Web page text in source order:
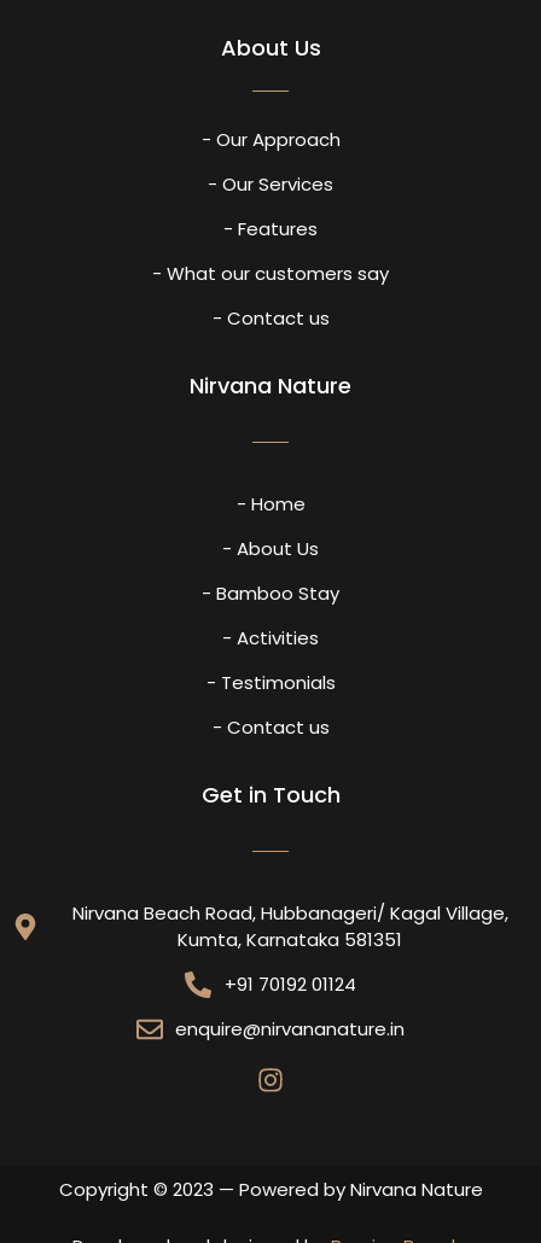
About Us
- Our Approach
- Our Services
- Features
- What our customers say
- Contact us
Nirvana Nature
- Home
- About Us
- Bamboo Stay
- Activities
- Testimonials
- Contact us
Get in Touch
Nirvana Beach Road, Hubbanageri/ Kagal Village,
Kumta, Karnataka 581351
+91 70192 01124
enquire@nirvananature.in
Copyright © 2023 — Powered by Nirvana Nature